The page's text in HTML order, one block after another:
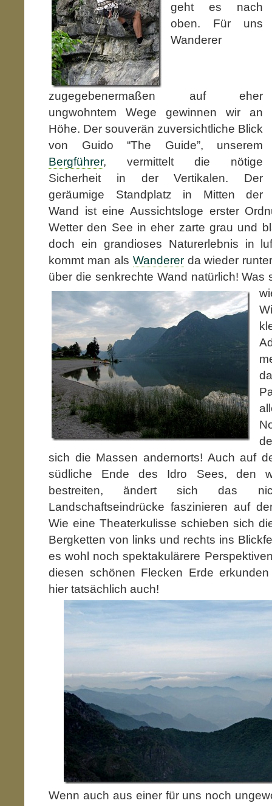
geht es nach
oben. Für uns
Wanderer
zugegebenermaßen auf eher
ungwohntem Wege gewinnen wir an
Höhe. Der souverän zuversichtliche Blick
von Guido “The Guide”, unserem
Bergführer, vermittelt die nötige
Sicherheit in der Vertikalen. Der
geräumige Standplatz in Mitten der
Wand ist eine Aussichtsloge erster
Wetter den See in eher zarte grau und
doch ein grandioses Naturerlebnis in
kommt man als Wandererda wieder
über die senkrechte Wand natürlich! Was
sich die Massen andernorts! Auch auf
südliche Ende des Idro Sees, den
bestreiten, ändert sich das
Landschaftseindrücke faszinieren auf
Wie eine Theaterkulisse schieben sich
Bergketten von links und rechts ins
es wohl noch spektakulärere
diesen schönen Flecken Erde
hier tatsächlich auch!
Wenn auch aus einer für uns noch